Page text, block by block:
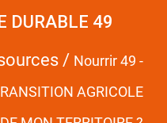
DURABLE 49
/ Nourrir 49 -
AGRICOLE